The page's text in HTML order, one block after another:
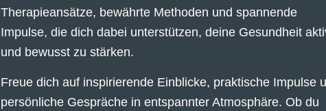
Therapieansätze, bewährte Methoden und spannende
Impulse, die dich dabei unterstützen, deine Gesundheit
und bewusst zu stärken.
Freue dich auf inspirierende Einblicke, praktische Impulse
persönliche Gespräche in entspannter Atmosphäre. Ob du